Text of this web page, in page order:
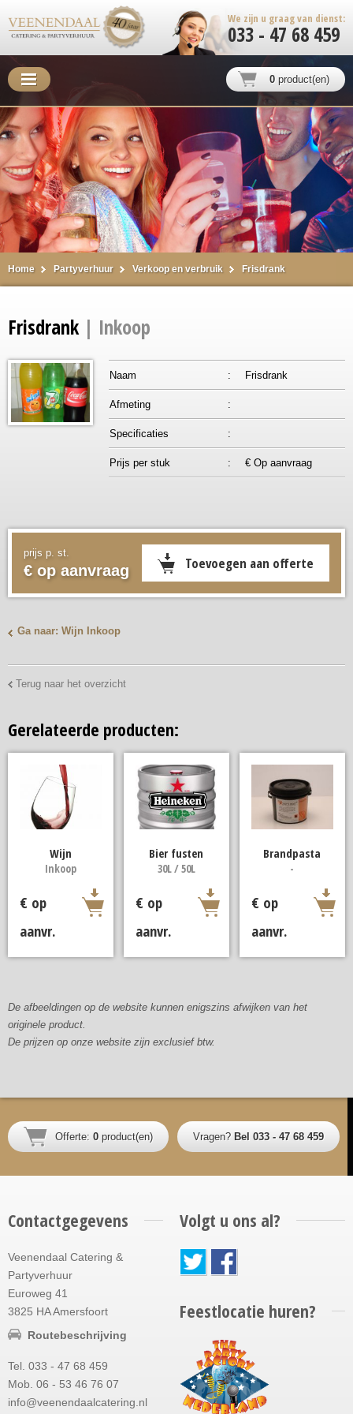
We zijn u graag van dienst:
033 - 47 68 459
0 product(en)
Home Partyverhuur Verkoop en verbruik Frisdrank
Frisdrank | Inkoop
Naam : Frisdrank
Afmeting :
Specificaties :
Prijs per stuk : € Op aanvraag
prijs p. st.
€ op aanvraag
Ga naar: Wijn Inkoop
Terug naar het overzicht
Gerelateerde producten:
Wijn
Inkoop
€ op
aanvr.
Bier fusten
30L / 50L
€ op
aanvr.
Brandpasta
-
€ op
aanvr.
De afbeeldingen op de website kunnen enigszins afwijken van het
originele product.
De prijzen op onze website zijn exclusief btw.
Offerte: 0 product(en) Vragen? Bel 033 - 47 68 459
Contactgegevens
Veenendaal Catering &
Partyverhuur
Euroweg 41
3825 HA Amersfoort
Routebeschrijving
Tel. 033 - 47 68 459
Mob. 06 - 53 46 76 07
info@veenendaalcatering.nl
Volgt u ons al?
Feestlocatie huren?